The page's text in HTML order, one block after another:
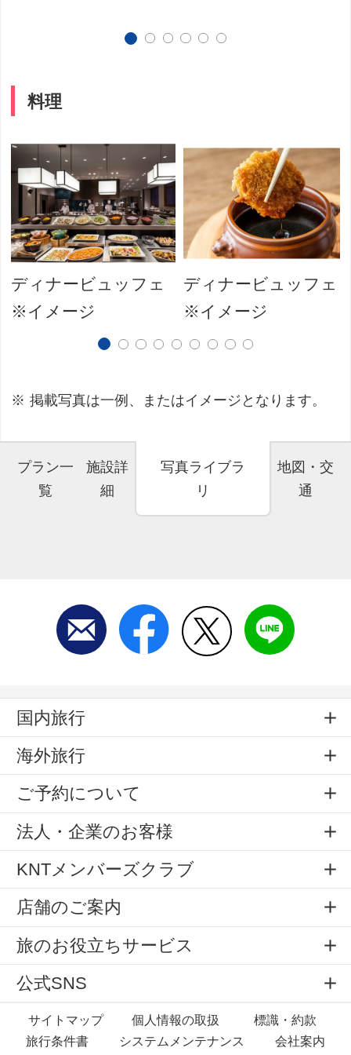
料理
ディナービュッフェ
※イメージ
ディナービュッフェ
※イメージ
掲載写真は一例、またはイメージとなります。
プラン一
覧
施設詳
細
写真ライブラ
リ
地図・交
通
国内旅行
海外旅行
ご予約について
法人・企業のお客様
KNTメンバーズクラブ
店舗のご案内
旅のお役立ちサービス
公式SNS
サイトマップ 個人情報の取扱
標識・約款
旅行条件書
システムメンテナンス 会社案内